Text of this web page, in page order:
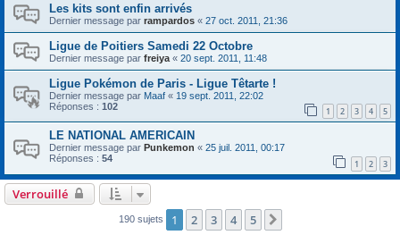
Les kits sont enfin arrivés
Dernier message par rampardos « 27 oct. 2011, 21:36
Ligue de Poitiers Samedi 22 Octobre
Dernier message par freiya « 20 sept. 2011, 11:48
Ligue Pokémon de Paris - Ligue Têtarte !
Dernier message par Maaf « 19 sept. 2011, 22:02
Réponses : 102 1 2 3 4 5
LE NATIONAL AMERICAIN
Dernier message par Punkemon « 25 juil. 2011, 00:17
Réponses : 54 1 2 3
Verrouillé
190 sujets 1 2 3 4 5